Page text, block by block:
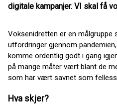
digitale kampanjer. VI skal få
Voksenidretten er en målgruppe
utfordringer gjennom
komme ordentlig godt i gang
på mange måter vært blant de
som har vært savnet som
Hva skjer?